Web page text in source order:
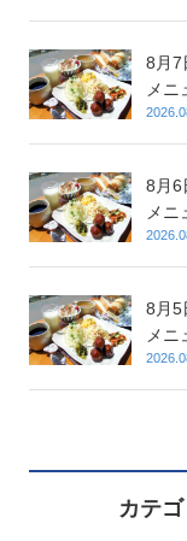
8月
メニ
8月
メニ
8月5
メニ
カテゴ